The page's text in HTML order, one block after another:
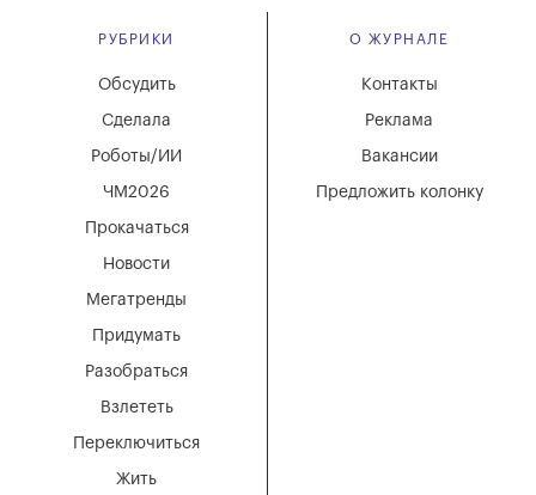
РУБРИКИ
Мегатренды
Придумать
Разобраться
Взлететь
Новости
Переключиться
Жить
Обсудить
Сделала
Роботы/ИИ
ЧМ2026
Прокачаться
О ЖУРНАЛЕ
Вакансии
Реклама
Контакты
Предложить колонку